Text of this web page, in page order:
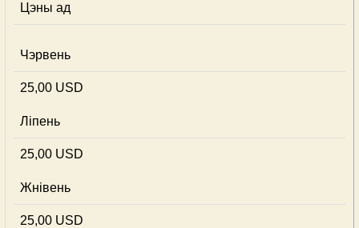
Цэны ад
Чэрвень
25,00 USD
Ліпень
25,00 USD
Жнівень
25,00 USD